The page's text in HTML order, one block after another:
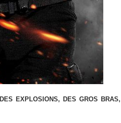
EXPLOSIONS, DES GROS BRAS,